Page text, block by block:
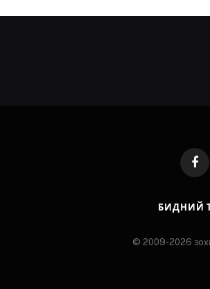
БИДНИЙ
© 2009-2026